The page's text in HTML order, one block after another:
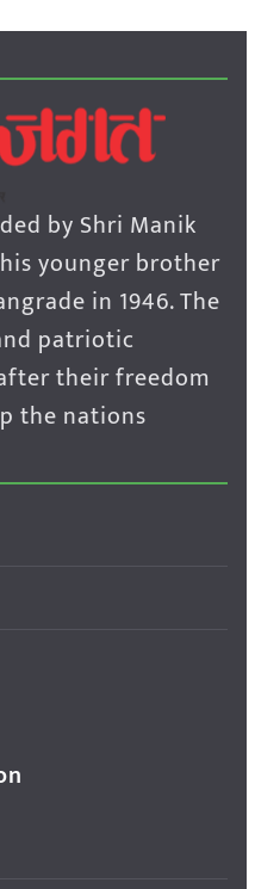
by Shri Manik
younger brother
in 1946. The
patriotic
their freedom
the nations